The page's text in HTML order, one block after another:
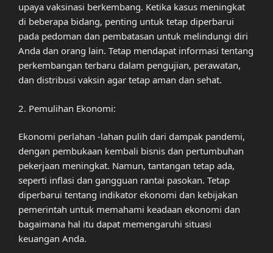
upaya vaksinasi berkembang. Ketika kasus meningkat
di beberapa bidang, penting untuk tetap diperbarui
pada pedoman dan pembatasan untuk melindungi diri
Anda dan orang lain. Tetap mendapat informasi tentang
perkembangan terbaru dalam pengujian, perawatan,
dan distribusi vaksin agar tetap aman dan sehat.
2. Pemulihan Ekonomi:
Ekonomi perlahan -lahan pulih dari dampak pandemi,
dengan pembukaan kembali bisnis dan pertumbuhan
pekerjaan meningkat. Namun, tantangan tetap ada,
seperti inflasi dan gangguan rantai pasokan. Tetap
diperbarui tentang indikator ekonomi dan kebijakan
pemerintah untuk memahami keadaan ekonomi dan
bagaimana hal itu dapat memengaruhi situasi
keuangan Anda.